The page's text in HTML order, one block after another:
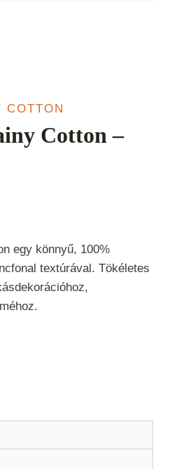
COTTON
Cotton –
egy könnyű, 100%
textúrával. Tökéletes